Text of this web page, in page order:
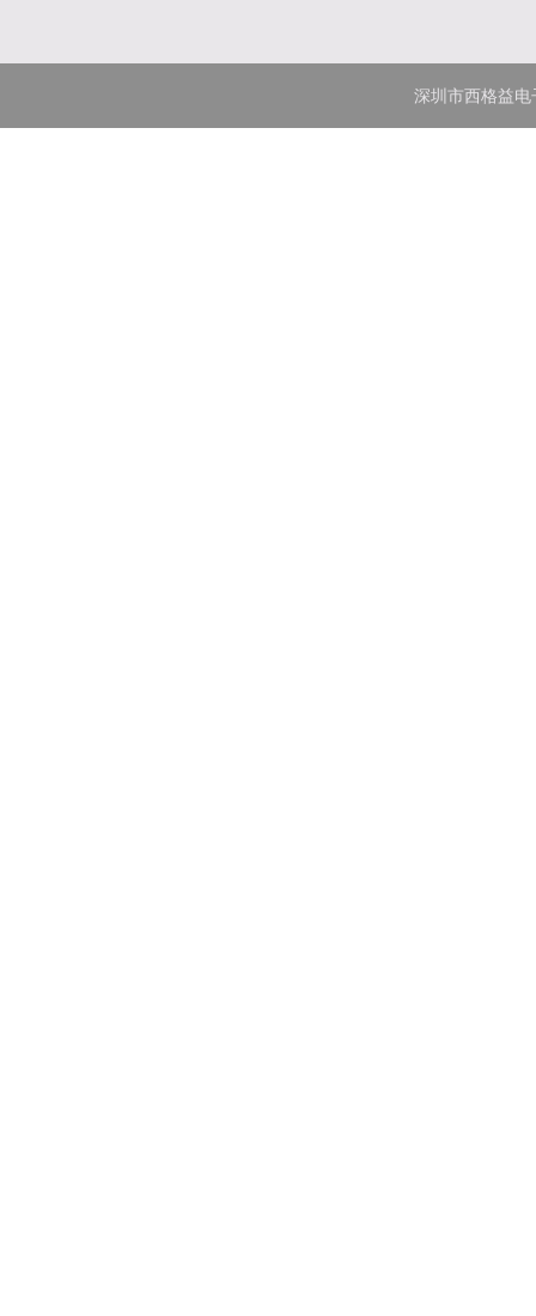
深圳市西格益